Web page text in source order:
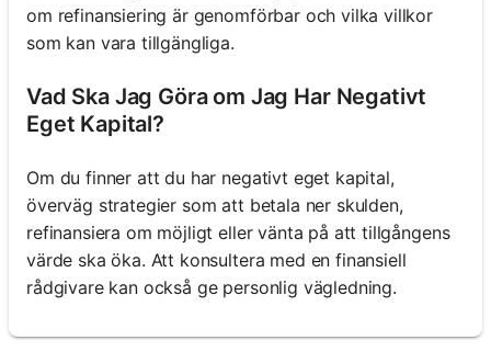
om refinansiering är genomförbar och vilka villkor
som kan vara tillgängliga.
Vad Ska Jag Göra om Jag Har Negativt
Eget Kapital?
Om du finner att du har negativt eget kapital,
överväg strategier som att betala ner skulden,
refinansiera om möjligt eller vänta på att tillgångens
värde ska öka. Att konsultera med en finansiell
rådgivare kan också ge personlig vägledning.